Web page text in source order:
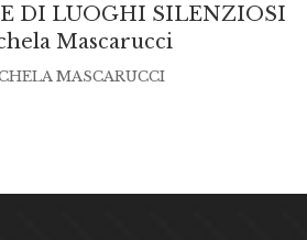
DI LUOGHI SILENZIOSI
Mascarucci
MASCARUCCI